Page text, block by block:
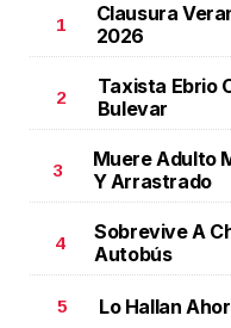
Daritza Isabel, un
Isabel, un cumpleaños
Junio 17 l
1
Clausura
2026
2
Taxista Ebrio
Bulevar
3
Muere Adulto
Y Arrastrado
4
Sobrevive A
Autobús
5 Lo Hallan